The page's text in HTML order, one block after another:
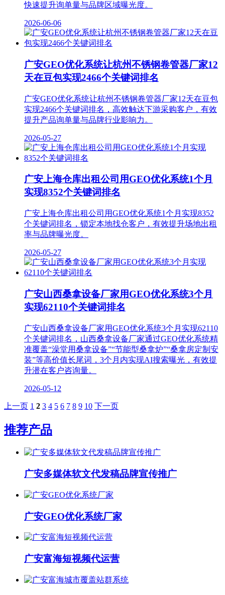
快速提升询单量与品牌区域曝光度。
2026-06-06
广安GEO优化系统让杭州不锈钢卷管器厂家12
天在豆包实现2466个关键词排名
广安GEO优化系统让杭州不锈钢卷管器厂家12天在豆包
实现2466个关键词排名，高效触达下游采购客户，有效
提升产品询单量与品牌行业影响力。
2026-05-27
广安上海仓库出租公司用GEO优化系统1个月
实现8352个关键词排名
广安上海仓库出租公司用GEO优化系统1个月实现8352
个关键词排名，锁定本地找仓客户，有效提升场地出租
率与品牌曝光度。
2026-05-27
广安山西桑拿设备厂家用GEO优化系统3个月
实现62110个关键词排名
广安山西桑拿设备厂家用GEO优化系统3个月实现62110
个关键词排名，​山西桑拿设备厂家通过GEO优化系统精
准覆盖“澡堂用桑拿设备”“节能型桑拿炉”“桑拿房定制安
装”等高价值长尾词，3个月内实现AI搜索曝光，有效提
升​潜在客户咨询量。
2026-05-12
上一页 1 2 3 4 5 6 7 8 9 10 下一页
推荐产品
广安多媒体软文代发稿品牌宣传推广
广安GEO优化系统厂家
广安富海短视频代运营